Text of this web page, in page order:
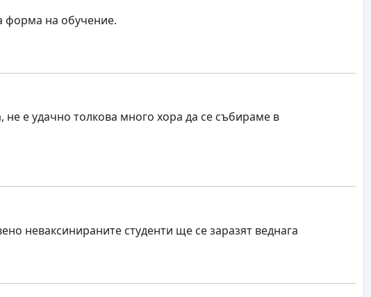
форма на обучение.
е удачно толкова много хора да се събираме в
неваксинираните студенти ще се заразят веднага